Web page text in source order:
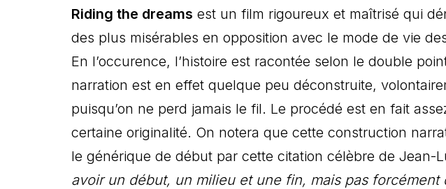
Riding the dreams est un film rigoureux et maîtrisé qui
des plus misérables en opposition avec le mode de vie
En l’occurence, l’histoire est racontée selon le double
narration est en effet quelque peu déconstruite,
puisqu’on ne perd jamais le fil. Le procédé est en fait
certaine originalité. On notera que cette construction
le générique de début par cette citation célèbre de Jean-
avoir un début, un milieu et une fin, mais pas forcément